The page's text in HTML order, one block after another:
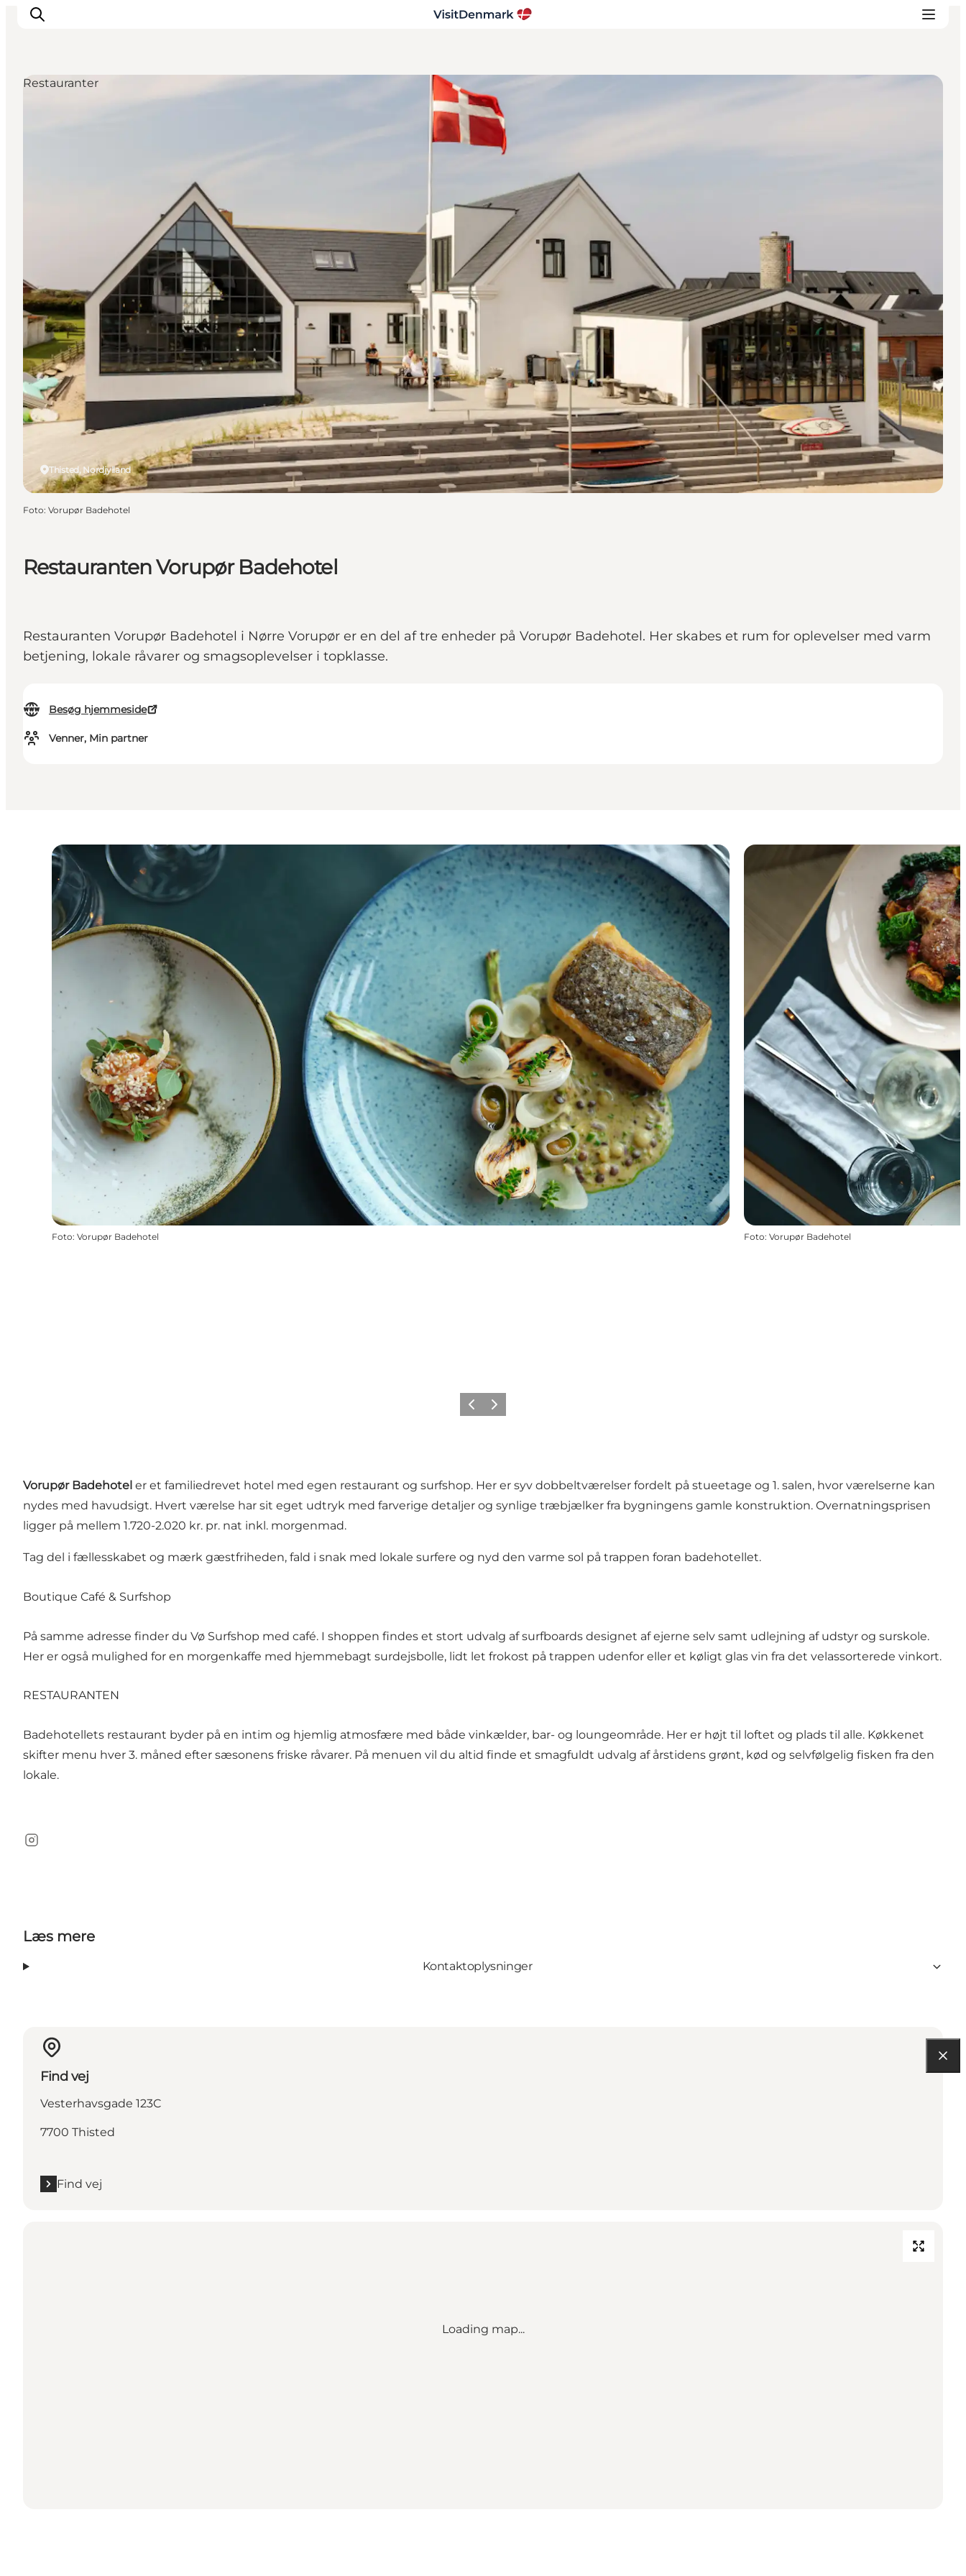
Restauranten Vorupør Badehotel
Restauranten Vorupør Badehotel i Nørre Vorupør er en del af tre enheder på Vorupør Badehotel. Her skabes et rum for oplevelser med varm
betjening, lokale råvarer og smagsoplevelser i topklasse.
Besøg hjemmeside
Venner, Min partner
Thisted, Nordjylland
Restauranter
Foto: Vorupør Badehotel
Foto: Vorupør Badehotel Foto: Vorupør Badehotel
ForrigeNæste
Vorupør Badehotel er et familiedrevet hotel med egen restaurant og surfshop. Her er syv dobbeltværelser fordelt på stueetage og 1. salen, hvor værelserne kan
nydes med havudsigt. Hvert værelse har sit eget udtryk med farverige detaljer og synlige træbjælker fra bygningens gamle konstruktion. Overnatningsprisen
ligger på mellem 1.720-2.020 kr. pr. nat inkl. morgenmad.
Tag del i fællesskabet og mærk gæstfriheden, fald i snak med lokale surfere og nyd den varme sol på trappen foran badehotellet.
Boutique Café & Surfshop
På samme adresse finder du Vø Surfshop med café. I shoppen findes et stort udvalg af surfboards designet af ejerne selv samt udlejning af udstyr og surskole.
Her er også mulighed for en morgenkaffe med hjemmebagt surdejsbolle, lidt let frokost på trappen udenfor eller et køligt glas vin fra det velassorterede vinkort.
RESTAURANTEN
Badehotellets restaurant byder på en intim og hjemlig atmosfære med både vinkælder, bar- og loungeområde. Her er højt til loftet og plads til alle. Køkkenet
skifter menu hver 3. måned efter sæsonens friske råvarer. På menuen vil du altid finde et smagfuldt udvalg af årstidens grønt, kød og selvfølgelig fisken fra den
lokale.
Instagram
Læs mere
Kontaktoplysninger
Find vej
Vesterhavsgade 123C
7700 Thisted
Find vej
Loading map...